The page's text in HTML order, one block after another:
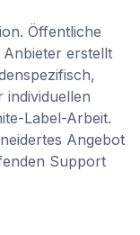
Öffentliche
erstellt
individuellen
Label-Arbeit.
Angebot
Support